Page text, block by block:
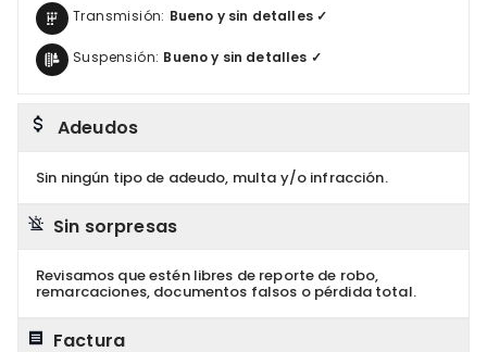
Transmisión: Bueno y sin detalles ✓
Suspensión: Bueno y sin detalles ✓
Adeudos
Sin ningún tipo de adeudo, multa y/o infracción.
Sin sorpresas
Revisamos que estén libres de reporte de robo,
remarcaciones, documentos falsos o pérdida total.
Factura